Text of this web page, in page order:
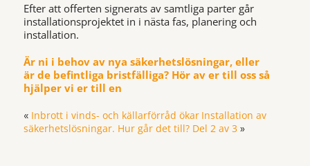
Efter att offerten signerats av samtliga parter går
installationsprojektet in i nästa fas, planering och
installation.
Är ni i behov av nya säkerhetslösningar, eller
är de befintliga bristfälliga? Hör av er till oss så
hjälper vi er till en
« Inbrott i vinds- och källarförråd ökar Installation av
säkerhetslösningar. Hur går det till? Del 2 av 3»